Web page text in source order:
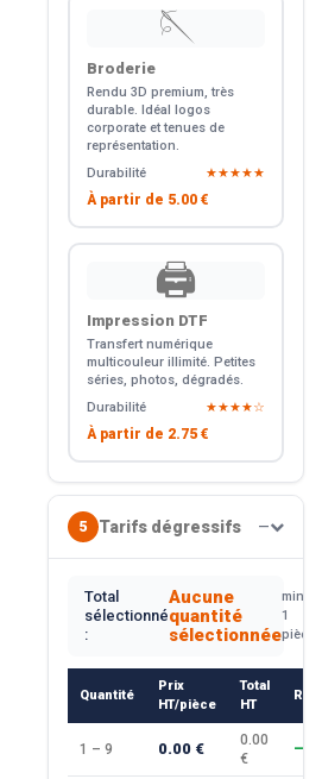
🪡
Broderie
Rendu 3D premium, très
durable. Idéal logos
corporate et tenues de
représentation.
Durabilité
★★★★★
À partir de 5.00 €
🖨️
Impression DTF
Transfert numérique
multicouleur illimité. Petites
séries, photos, dégradés.
Durabilité
★★★★☆
À partir de 2.75 €
5 Tarifs dégressifs —
Total
sélectionné
:
Aucune
quantité
sélectionnée
min.
1
pièce
Quantité
Prix
HT/pièce
Total
HT
1 – 9 0.00 €
0.00
€
—